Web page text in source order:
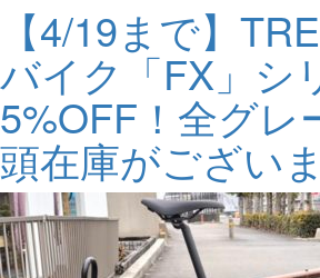
【4/19まで】
バイク「FX」シ
5%OFF！全グレ
頭在庫がござい